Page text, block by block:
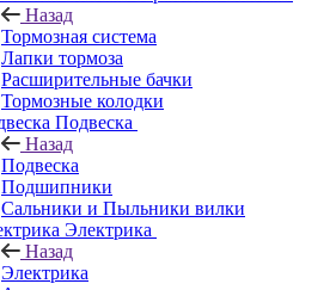
Назад
Тормозная система
Лапки тормоза
Расширительные бачки
Тормозные колодки
Подвеска
Назад
Подвеска
Подшипники
Сальники и Пыльники вилки
Электрика
Назад
Электрика